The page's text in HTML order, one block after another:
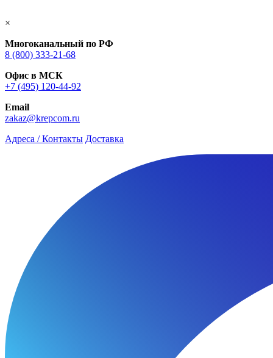
×
Многоканальный по РФ
8 (800) 333‑21-68
Офис в МСК
+7 (495) 120-44-92
Email
zakaz@krepcom.ru
Адреса / Контакты Доставка